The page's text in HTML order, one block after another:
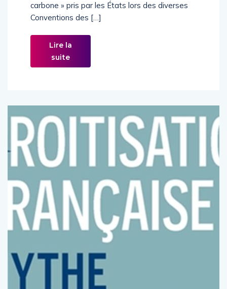
carbone » pris par les États lors des diverses
Conventions des […]
Lire la
suite